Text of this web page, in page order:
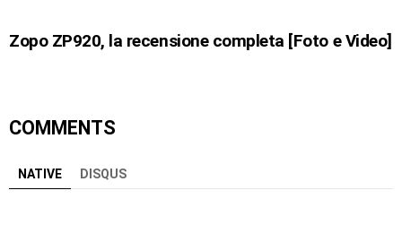
Zopo ZP920, la recensione completa [Foto e Video]
COMMENTS
NATIVE DISQUS